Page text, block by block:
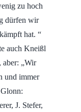
zu hoch
dürfen wir
hat. “
auch Kneißl
aber: „Wir
und immer
J. Stefer,